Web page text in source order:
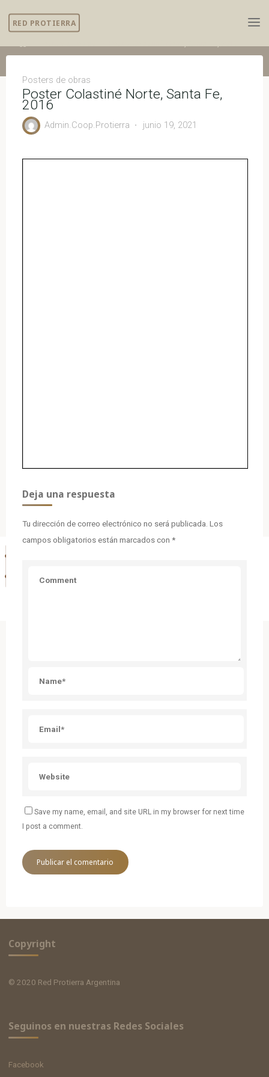
RED PROTIERRA
Posters de obras
Poster Colastiné Norte, Santa Fe,
2016
Admin.Coop.Protierra junio 19, 2021
Deja una respuesta
Tu dirección de correo electrónico no será publicada. Los
campos obligatorios están marcados con *
Save my name, email, and site URL in my browser for next time
I post a comment.
Copyright
© 2020 Red Protierra Argentina
Seguinos en nuestras Redes Sociales
Facebook